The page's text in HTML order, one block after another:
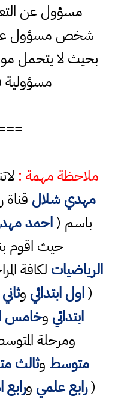
مسؤول عن
شخص مسؤول عن
بحيث لا يتحمل
مسؤولية
ملاحظة مهمة :
مهدي شلال
باسم (احمد
حيث اقوم
الرياضيات لكافة
(اول ابتدائي و
ابتدائي وخامس
ومرحلة
متوسط وثالث
(رابع علمي ورابع